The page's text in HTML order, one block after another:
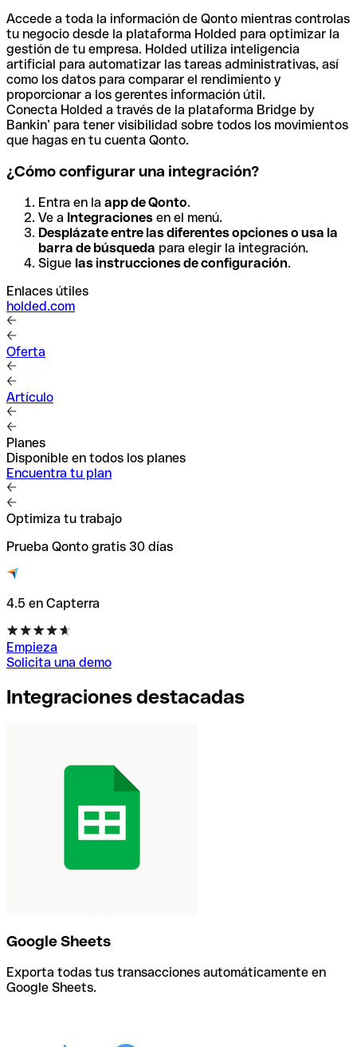
Accede a toda la información de Qonto mientras controlas
tu negocio desde la plataforma Holded para optimizar la
gestión de tu empresa. Holded utiliza inteligencia
artificial para automatizar las tareas administrativas, así
como los datos para comparar el rendimiento y
proporcionar a los gerentes información útil.
Conecta Holded a través de la plataforma Bridge by
Bankin’ para tener visibilidad sobre todos los movimientos
que hagas en tu cuenta Qonto.
¿Cómo configurar una integración?
Entra en la app de Qonto.
Ve a Integraciones en el menú.
Desplázate entre las diferentes opciones o usa la
barra de búsqueda para elegir la integración.
Sigue las instrucciones de configuración.
Enlaces útiles
holded.com
Oferta
Artículo
Planes
Disponible en todos los planes
Encuentra tu plan
Optimiza tu trabajo
Prueba Qonto gratis 30 días
4.5 en Capterra
Empieza
Solicita una demo
Integraciones destacadas
Google Sheets
Exporta todas tus transacciones automáticamente en
Google Sheets.